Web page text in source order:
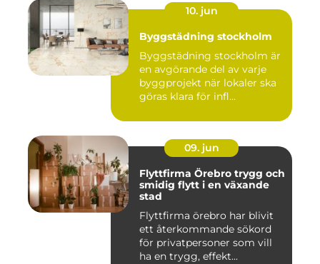
10. jun
Byggstädning stockholm
Byggstädning stockholm är
en avgörande del av varje
byggprojekt när lokaler ska
göras klara för infl...
09. jun
Flyttfirma Örebro trygg och
smidig flytt i en växande
stad
Flyttfirma örebro har blivit
ett återkommande sökord
för privatpersoner som vill
ha en trygg, effekt...